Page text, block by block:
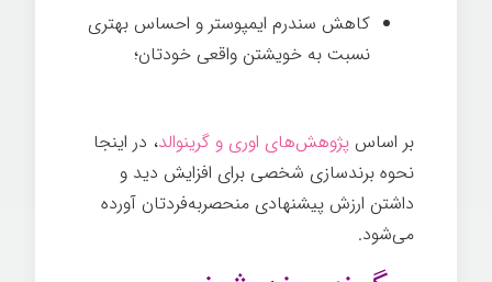
کاهش سندرم ایمپوستر و احساس بهتری
نسبت به خویشتن واقعی خودتان؛
بر اساس پژوهش‌های اوری و گرینوالد، در اینجا
نحوه برندسازی شخصی برای افزایش دید و
داشتن ارزش پیشنهادی منحصربه‌فردتان آورده
می‌شود.